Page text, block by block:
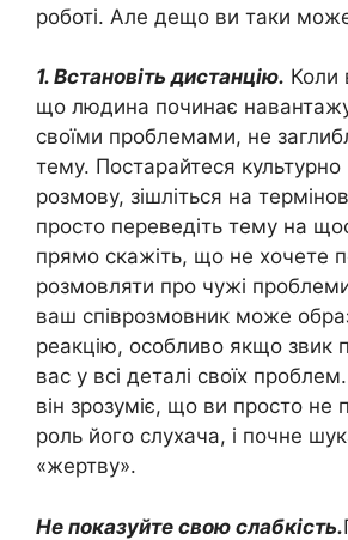
роботі. Але дещо ви таки
1. Встановіть дистанцію. Коли
що людина починає
своїми проблемами, не
тему. Постарайтеся культурно
розмову, зішліться на
просто переведіть тему на
прямо скажіть, що не хочете
розмовляти про чужі
ваш співрозмовник може
реакцію, особливо якщо звик
вас у всі деталі своїх
він зрозуміє, що ви просто не
роль його слухача, і почне
«жертву».
Не показуйте свою слабкість.